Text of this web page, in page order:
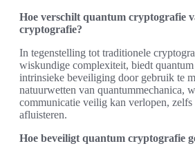
Hoe verschilt quantum cryptografie
cryptografie?
In tegenstelling tot traditionele
wiskundige complexiteit, biedt
intrinsieke beveiliging door gebruik te
natuurwetten van quantummechanica,
communicatie veilig kan verlopen, zelfs
afluisteren.
Hoe beveiligt quantum cryptografie